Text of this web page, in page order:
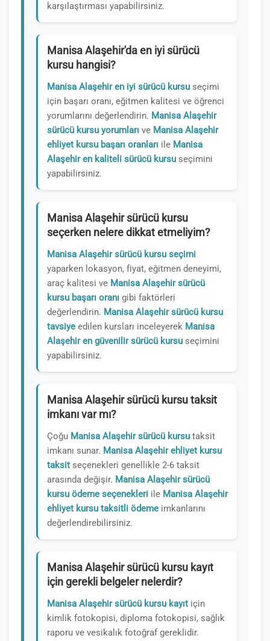
karşılaştırması yapabilirsiniz.
Manisa Alaşehir'da en iyi sürücü
kursu hangisi?
Manisa Alaşehir en iyi sürücü kursu seçimi
için başarı oranı, eğitmen kalitesi ve öğrenci
yorumlarını değerlendirin. Manisa Alaşehir
sürücü kursu yorumları ve Manisa Alaşehir
ehliyet kursu başarı oranları ile Manisa
Alaşehir en kaliteli sürücü kursu seçimini
yapabilirsiniz.
Manisa Alaşehir sürücü kursu
seçerken nelere dikkat etmeliyim?
Manisa Alaşehir sürücü kursu seçimi
yaparken lokasyon, fiyat, eğitmen deneyimi,
araç kalitesi ve Manisa Alaşehir sürücü
kursu başarı oranı gibi faktörleri
değerlendirin. Manisa Alaşehir sürücü kursu
tavsiye edilen kursları inceleyerek Manisa
Alaşehir en güvenilir sürücü kursu seçimini
yapabilirsiniz.
Manisa Alaşehir sürücü kursu taksit
imkanı var mı?
Çoğu Manisa Alaşehir sürücü kursu taksit
imkanı sunar. Manisa Alaşehir ehliyet kursu
taksit seçenekleri genellikle 2-6 taksit
arasında değişir. Manisa Alaşehir sürücü
kursu ödeme seçenekleri ile Manisa Alaşehir
ehliyet kursu taksitli ödeme imkanlarını
değerlendirebilirsiniz.
Manisa Alaşehir sürücü kursu kayıt
için gerekli belgeler nelerdir?
Manisa Alaşehir sürücü kursu kayıt için
kimlik fotokopisi, diploma fotokopisi, sağlık
raporu ve vesikalık fotoğraf gereklidir.